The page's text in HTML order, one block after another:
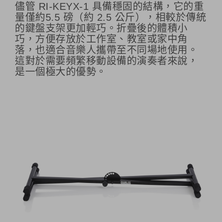
儘管 RI-KEYX-1 具備穩固的結構，它的重
量僅約5.5 磅（約 2.5 公斤），相較於傳統
的鍵盤支架更加輕巧。折疊後的體積小
巧，方便存放於工作室、教室或家中角
落，也適合音樂人攜帶至不同場地使用。
這對於需要頻繁移動設備的演奏者來說，
是一個極大的優勢。